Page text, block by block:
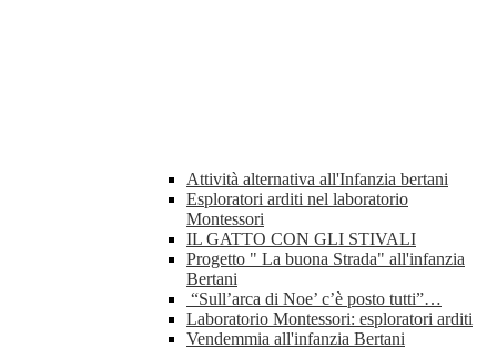
Attività alternativa all'Infanzia bertani
Esploratori arditi nel laboratorio
Montessori
IL GATTO CON GLI STIVALI
Progetto " La buona Strada" all'infanzia
Bertani
“Sull’arca di Noe’ c’è posto tutti”…
Laboratorio Montessori: esploratori arditi
Vendemmia all'infanzia Bertani